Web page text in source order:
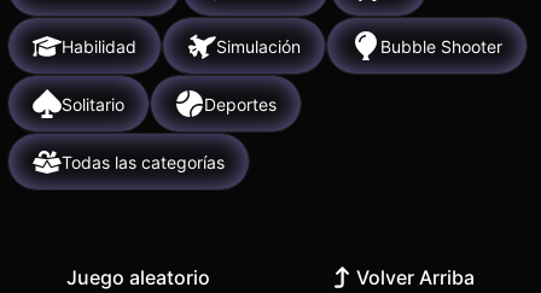
Habilidad Simulación Bubble Shooter
Solitario Deportes
Todas las categorías
Juego aleatorio Volver Arriba